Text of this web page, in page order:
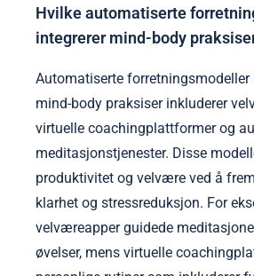
Hvilke automatiserte
integrerer mind-body
Automatiserte forretningsmodeller
mind-body praksiser inkluderer
virtuelle coachingplattformer og
meditasjonstjenester. Disse
produktivitet og velvære ved å
klarhet og stressreduksjon. For
velværeapper guidede
øvelser, mens virtuelle